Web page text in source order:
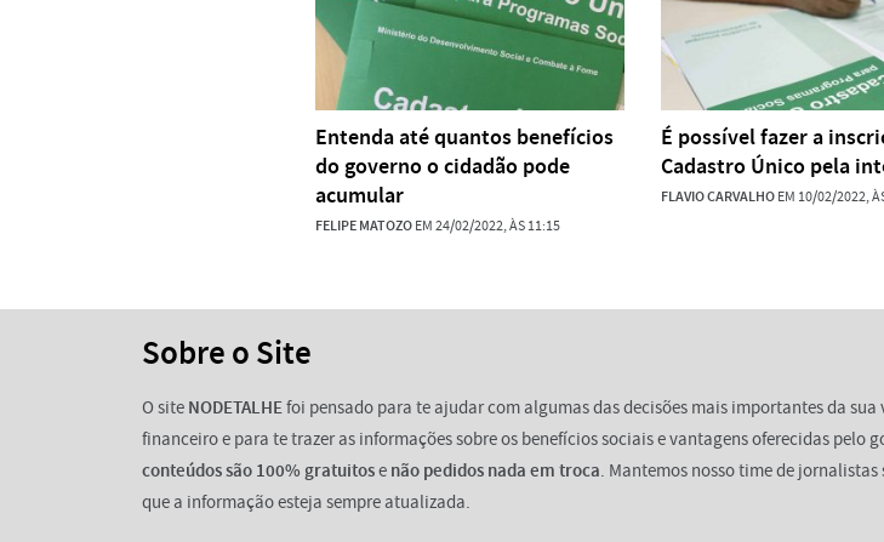
Entenda até quantos benefícios
do governo o cidadão pode
acumular
FELIPE MATOZOEM 24/02/2022, ÀS 11:15
É possível fazer a
Cadastro Único pela
FLAVIO CARVALHOEM 10/02/2022,
Sobre o Site
O site NODETALHEfoi pensado para te ajudar com algumas das decisões mais importantes da
financeiro e para te trazer as informações sobre os benefícios sociais e vantagens oferecidas pelo
conteúdos são 100% gratuitose não pedidos nada em troca. Mantemos nosso time de
que a informação esteja sempre atualizada.